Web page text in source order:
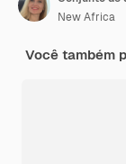
New Africa
Você também